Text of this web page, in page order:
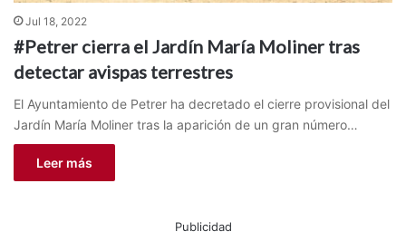
Jul 18, 2022
#Petrer cierra el Jardín María Moliner tras
detectar avispas terrestres
El Ayuntamiento de Petrer ha decretado el cierre provisional del
Jardín María Moliner tras la aparición de un gran número…
Leer más
Publicidad